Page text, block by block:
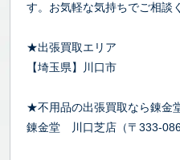
す。お気軽な気持ちでご相談
★出張買取エリア
【埼玉県】川口市
★不用品の出張買取なら錬金
錬金堂 川口芝店（〒333-